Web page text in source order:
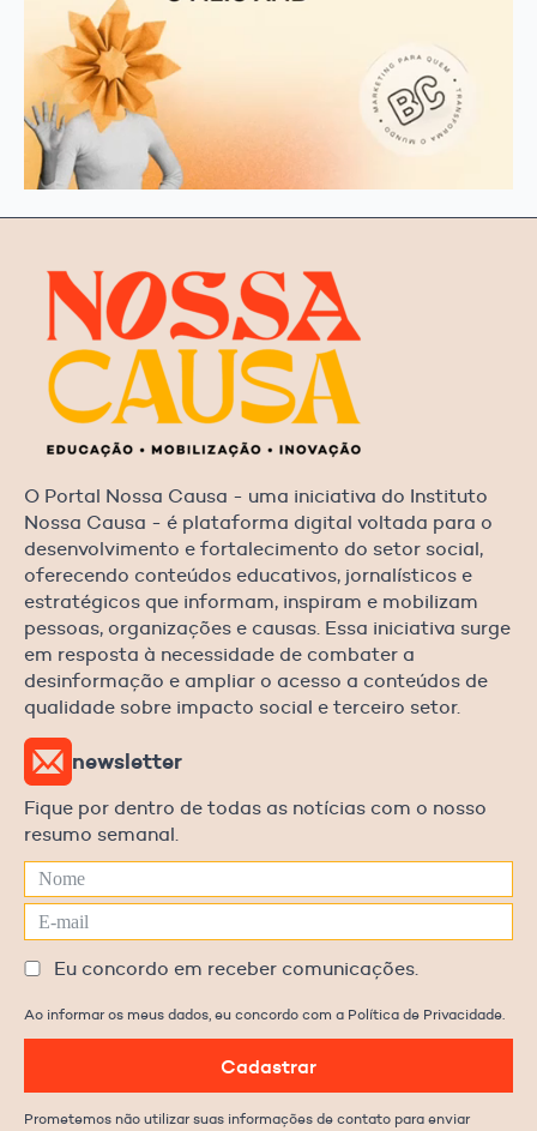
O Portal Nossa Causa - uma iniciativa do Instituto
Nossa Causa - é plataforma digital voltada para o
desenvolvimento e fortalecimento do setor social,
oferecendo conteúdos educativos, jornalísticos e
estratégicos que informam, inspiram e mobilizam
pessoas, organizações e causas. Essa iniciativa surge
em resposta à necessidade de combater a
desinformação e ampliar o acesso a conteúdos de
qualidade sobre impacto social e terceiro setor.
newsletter
Fique por dentro de todas as notícias com o nosso
resumo semanal.
Eu concordo em receber comunicações.
Ao informar os meus dados, eu concordo com a Política de Privacidade.
Cadastrar
Prometemos não utilizar suas informações de contato para enviar